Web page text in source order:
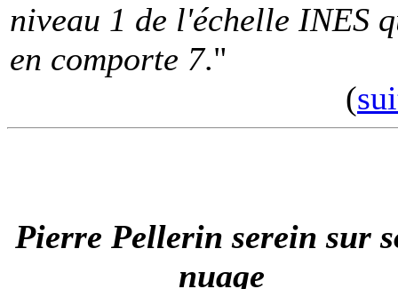
niveau 1 de l'échelle INES
en comporte 7."
(
Pierre Pellerin serein sur
nuage